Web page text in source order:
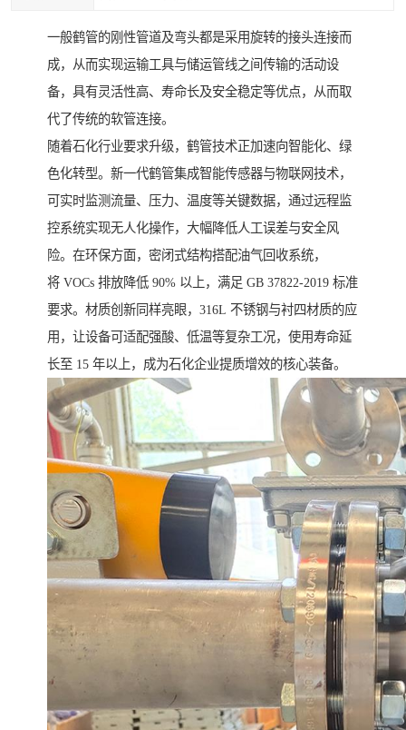
一般鹤管的刚性管道及弯头都是采用旋转的接头连接而
成，从而实现运输工具与储运管线之间传输的活动设
备，具有灵活性高、寿命长及安全稳定等优点，从而取
代了传统的软管连接。
随着石化行业要求升级，鹤管技术正加速向智能化、绿
色化转型。新一代鹤管集成智能传感器与物联网技术，
可实时监测流量、压力、温度等关键数据，通过远程监
控系统实现无人化操作，大幅降低人工误差与安全风
险。在环保方面，密闭式结构搭配油气回收系统，
将 VOCs 排放降低 90% 以上，满足 GB 37822-2019 标准
要求。材质创新同样亮眼，316L 不锈钢与衬四材质的应
用，让设备可适配强酸、低温等复杂工况，使用寿命延
长至 15 年以上，成为石化企业提质增效的核心装备。